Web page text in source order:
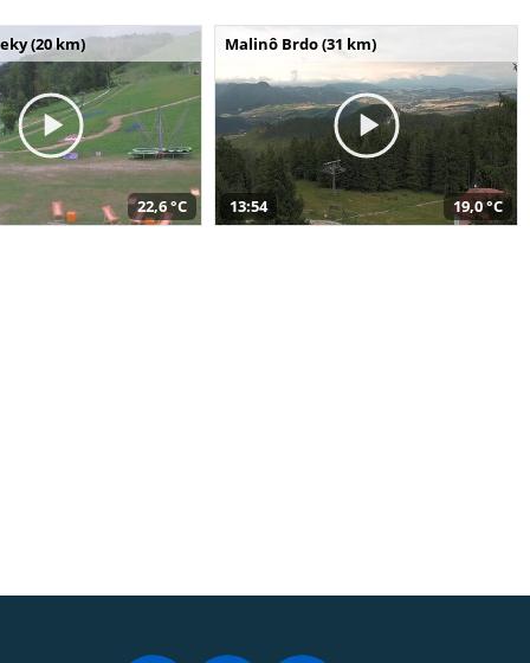
(20 km)
22,6 °C
Malinô Brdo (31 km)
13:54 19,0 °C